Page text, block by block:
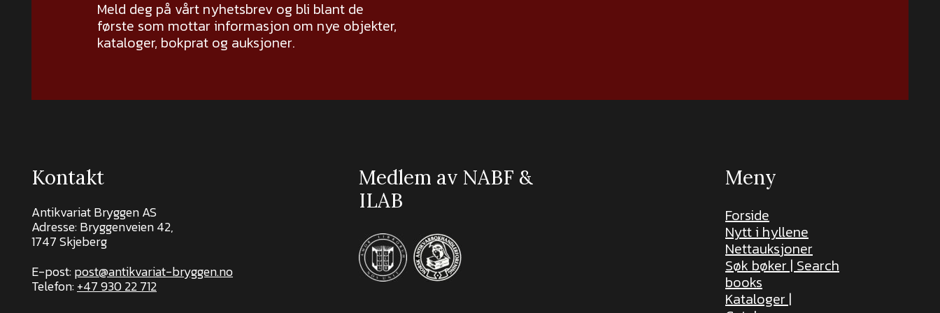
Meld deg på vårt nyhetsbrev og bli blant de
første som mottar informasjon om nye objekter,
kataloger, bokprat og auksjoner.
Kontakt
Antikvariat Bryggen AS
Adresse: Bryggenveien 42,
1747 Skjeberg
E-post:post@antikvariat-bryggen.no
Telefon:+47 930 22 712
Medlem av NABF &
ILAB
Meny
Forside
Nytt i hyllene
Nettauksjoner
Søk bøker | Search
books
Kataloger |